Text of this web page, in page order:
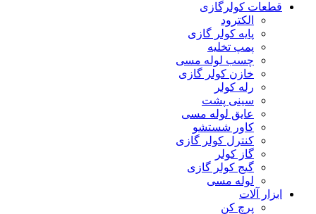
قطعات کولرگازی
الکترود
پایه کولر گازی
پمپ تخلیه
چسب لوله مسی
خازن کولر گازی
رله کولر
سینی پشت
عایق لوله مسی
کاور شستشو
کنترل کولر گازی
گاز کولر
گیج کولر گازی
لوله مسی
ابزار آلات
پرچ کن